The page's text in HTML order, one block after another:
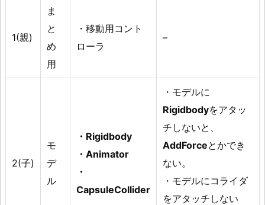
1(親)
ま
と
め
用
・移動用コント
ローラ
–
2(子)
モ
デ
ル
・Rigidbody
・Animator
・
CapsuleCollider
・モデルに
Rigidbodyをアタッ
チしないと、
AddForceとかでき
ない。
・モデルにコライダ
をアタッチしない